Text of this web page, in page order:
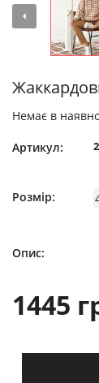
Немає в
Артикул:
Розмір:
Опис:
1445